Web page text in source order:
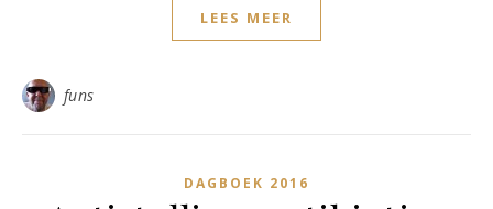
LEES MEER
funs
DAGBOEK 2016